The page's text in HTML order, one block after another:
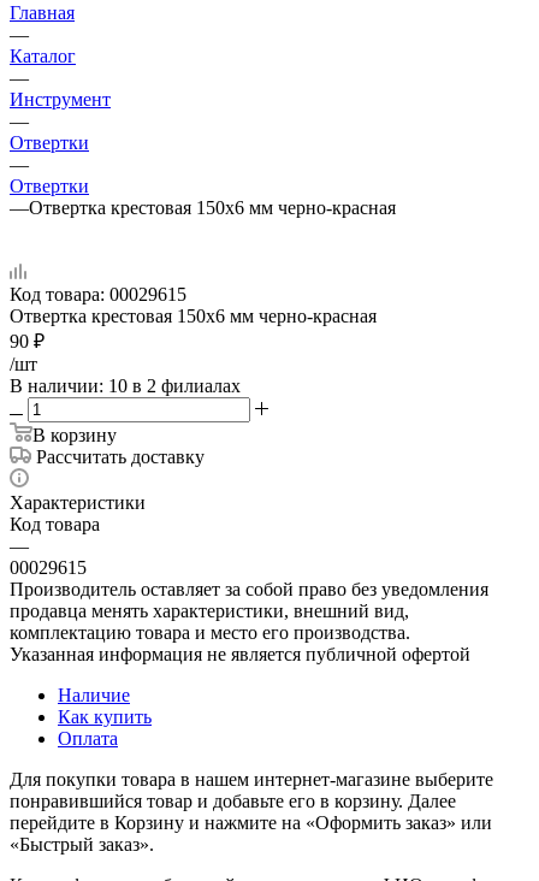
Главная
—
Каталог
—
Инструмент
—
Отвертки
—
Отвертки
—Отвертка крестовая 150х6 мм черно-красная
Код товара: 00029615
Отвертка крестовая 150х6 мм черно-красная
90 ₽
/шт
В наличии: 10 в 2 филиалах
В корзину
Рассчитать доставку
Характеристики
Код товара
—
00029615
Производитель оставляет за собой право без уведомления
продавца менять характеристики, внешний вид,
комплектацию товара и место его производства.
Указанная информация не является публичной офертой
Наличие
Как купить
Оплата
Для покупки товара в нашем интернет-магазине выберите
понравившийся товар и добавьте его в корзину. Далее
перейдите в Корзину и нажмите на «Оформить заказ» или
«Быстрый заказ».